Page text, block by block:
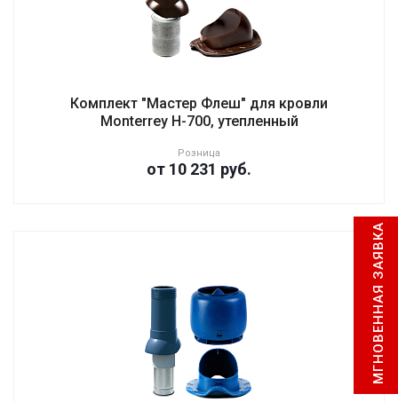
Комплект "Мастер Флеш" для кровли
Monterrey H-700, утепленный
Розница
от 10 231 руб.
МГНОВЕННАЯ ЗАЯВКА